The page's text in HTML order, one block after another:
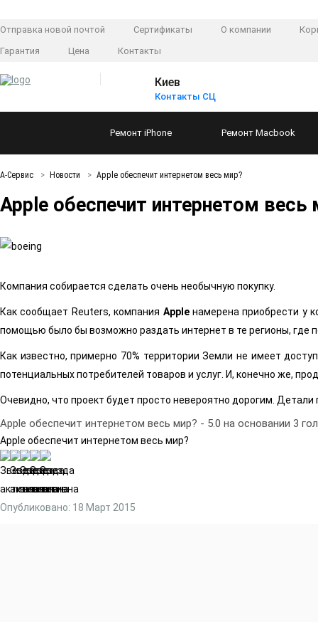
Отправка новой почтой Сертификаты О компании
Гарантия
Цена Контакты
Киев
Контакты СЦ
Ремонт iPhone Ремонт Macbook
А-Сервис Новости Apple обеспечит интернетом весь мир?
Apple обеспечит интернетом весь
Компания собирается сделать очень необычную покупку.
Как сообщает Reuters, компания Appleнамерена приобрести у
помощью было бы возможно раздать интернет в те регионы, где
Как известно, примерно 70% территории Земли не имеет
потенциальных потребителей товаров и услуг. И, конечно же,
Очевидно, что проект будет просто невероятно дорогим.
Apple обеспечит интернетом весь мир? - 5.0 на основании 3
Apple обеспечит интернетом весь мир?
Опубликовано: 18 Март 2015